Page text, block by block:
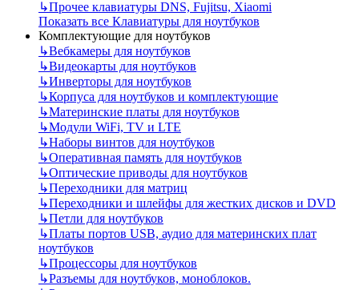
↳Прочее клавиатуры DNS, Fujitsu, Xiaomi
Показать все Клавиатуры для ноутбуков
Комплектующие для ноутбуков
↳Вебкамеры для ноутбуков
↳Видеокарты для ноутбуков
↳Инверторы для ноутбуков
↳Корпуса для ноутбуков и комплектующие
↳Материнские платы для ноутбуков
↳Модули WiFi, TV и LTE
↳Наборы винтов для ноутбуков
↳Оперативная память для ноутбуков
↳Оптические приводы для ноутбуков
↳Переходники для матриц
↳Переходники и шлейфы для жестких дисков и DVD
↳Петли для ноутбуков
↳Платы портов USB, аудио для материнских плат
ноутбуков
↳Процессоры для ноутбуков
↳Разъемы для ноутбуков, моноблоков.